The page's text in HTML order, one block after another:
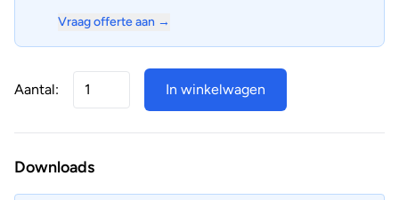
en rechtstreeks uw energieverbruik te reduceren, dankzij
Inverter
De inverter compressors passen continu de
compressorsnelheid aan de reële vraag aan. Minder starten
Vraag offerte aan →
Aantal: In winkelwagen
Downloads